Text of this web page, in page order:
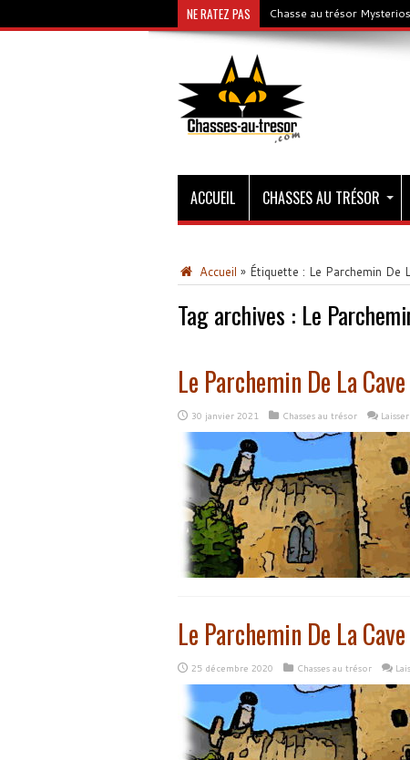
NE RATEZ PAS Chasse au trésor
ACCUEIL CHASSES AU TRÉSOR
Accueil » Étiquette : Le Parchemin De
Tag archives : Le
Le Parchemin De La
30 janvier 2021 Chasses au trésor
Le Parchemin De La
25 décembre 2020 Chasses au trésor